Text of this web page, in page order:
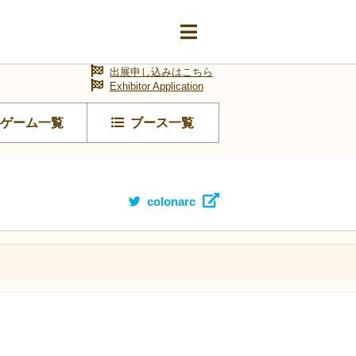
ゲーム一覧 ブース一覧
出展申し込みはこちら
Exhibitor Application
colonarc